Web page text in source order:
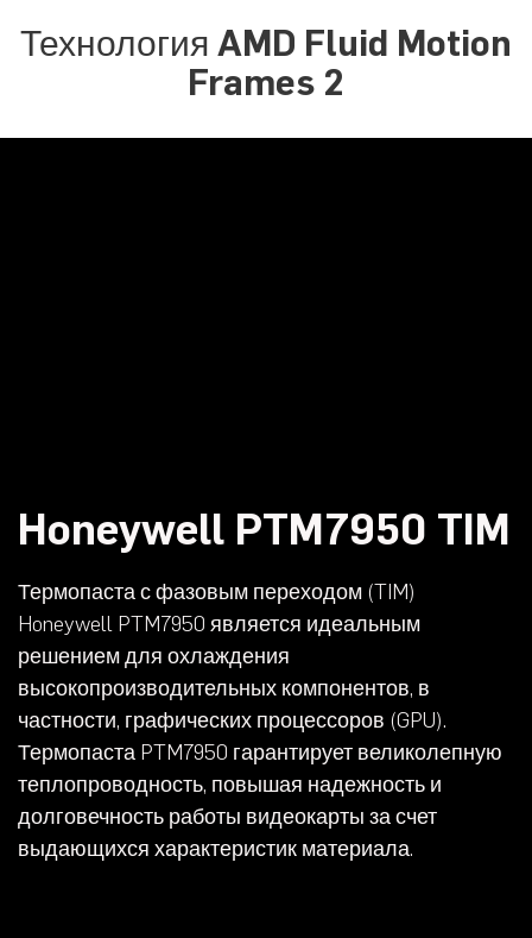
Технология AMD Fluid Motion
Frames 2
Honeywell PTM7950 TIM
Термопаста с фазовым переходом (TIM)
Honeywell PTM7950 является идеальным
решением для охлаждения
высокопроизводительных компонентов, в
частности, графических процессоров (GPU).
Термопаста PTM7950 гарантирует великолепную
теплопроводность, повышая надежность и
долговечность работы видеокарты за счет
выдающихся характеристик материала.